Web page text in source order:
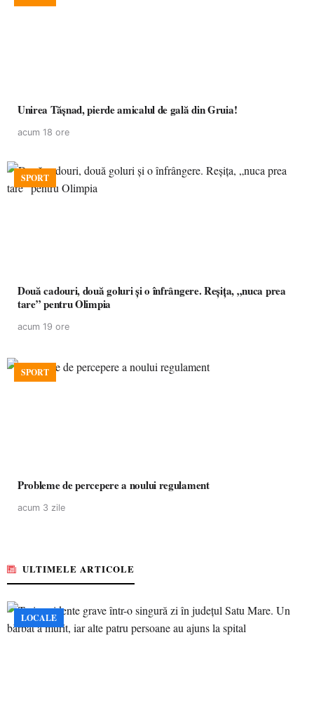
Unirea Tășnad, pierde amicalul de gală din Gruia!
acum 18 ore
SPORT
Două cadouri, două goluri și o înfrângere. Reșița, „nuca prea
tare” pentru Olimpia
acum 19 ore
SPORT
Probleme de percepere a noului regulament
acum 3 zile
ULTIMELE ARTICOLE
LOCALE